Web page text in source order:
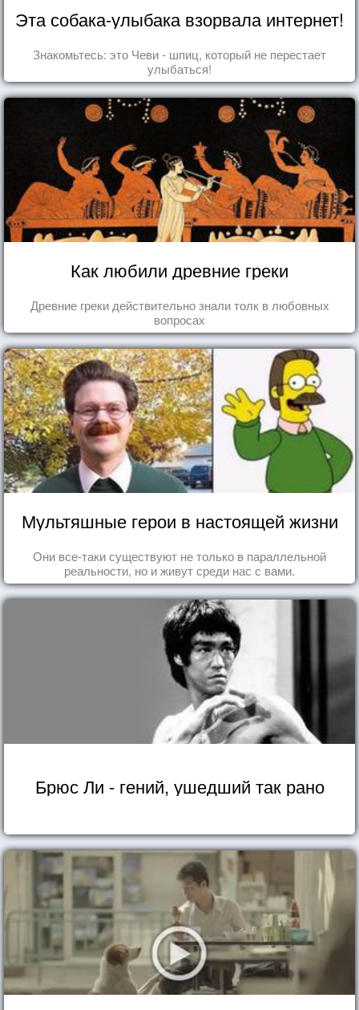
Эта собака-улыбака взорвала интернет!
Знакомьтесь: это Чеви - шпиц, который не перестает
улыбаться!
Как любили древние греки
Древние греки действительно знали толк в любовных
вопросах
Мультяшные герои в настоящей жизни
Они все-таки существуют не только в параллельной
реальности, но и живут среди нас с вами.
Брюс Ли - гений, ушедший так рано